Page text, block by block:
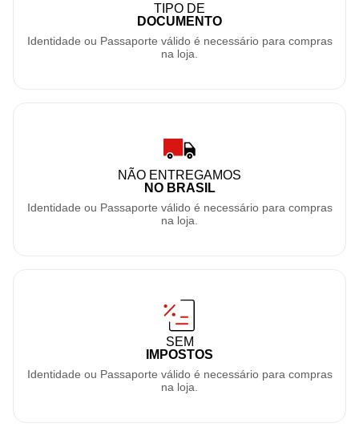
TIPO DE
DOCUMENTO
Identidade ou Passaporte válido é necessário para compras
na loja.
NÃO ENTREGAMOS
NO BRASIL
Identidade ou Passaporte válido é necessário para compras
na loja.
SEM
IMPOSTOS
Identidade ou Passaporte válido é necessário para compras
na loja.